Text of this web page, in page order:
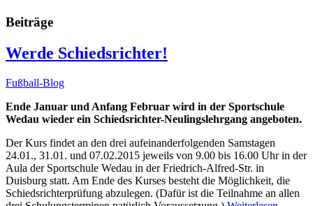
Beiträge
Werde Schiedsrichter!
Fußball-Blog
Ende Januar und Anfang Februar wird in der Sportschule
Wedau wieder ein Schiedsrichter-Neulingslehrgang angeboten.
Der Kurs findet an den drei aufeinanderfolgenden Samstagen
24.01., 31.01. und 07.02.2015 jeweils von 9.00 bis 16.00 Uhr in der
Aula der Sportschule Wedau in der Friedrich-Alfred-Str. in
Duisburg statt. Am Ende des Kurses besteht die Möglichkeit, die
Schiedsrichterprüfung abzulegen. (Dafür ist die Teilnahme an allen